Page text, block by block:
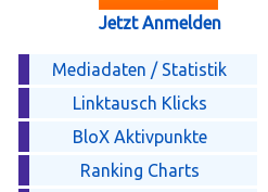
Jetzt Anmelden
Mediadaten / Statistik
Linktausch Klicks
BloX Aktivpunkte
Ranking Charts